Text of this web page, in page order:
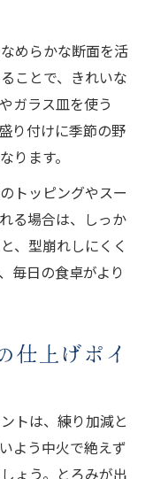
めらかな断面を活
ことで、きれいな
ガラス皿を使う
り付けに季節の野
ります。
トッピングやスー
る場合は、しっか
、型崩れしにくく
毎日の食卓がより
仕上げポイ
トは、練り加減と
よう中火で絶えず
ょう。とろみが出